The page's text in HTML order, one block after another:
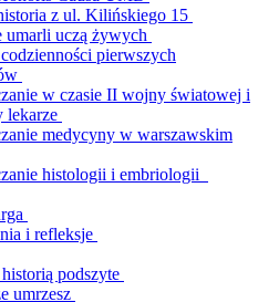
z ul. Kilińskiego 15
umarli uczą żywych
pierwszych
w czasie II wojny światowej i
lekarze
medycyny w warszawskim
histologii i embriologii
i refleksje
podszyte
umrzesz